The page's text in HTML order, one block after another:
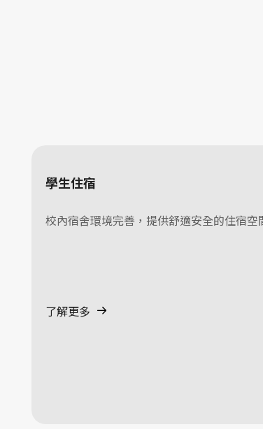
學生住宿
校內宿舍環境完善，提供舒適安全的住宿空
了解更多